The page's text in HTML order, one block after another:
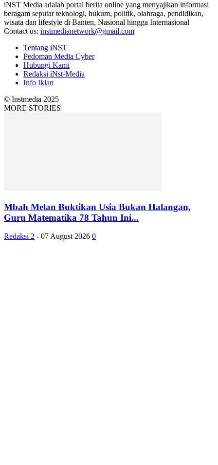
iNST Media adalah portal berita online yang menyajikan informasi
beragam seputar teknologi, hukum, politik, olahraga, pendidikan,
wisata dan lifestyle di Banten, Nasional hingga Internasional
Contact us: instmedianetwork@gmail.com
Tentang iNST
Pedoman Media Cyber
Hubungi Kami
Redaksi iNst-Media
Info Iklan
© Instmedia 2025
MORE STORIES
Mbah Melan Buktikan Usia Bukan Halangan,
Guru Matematika 78 Tahun Ini...
Redaksi 2 - 07 August 2026 0